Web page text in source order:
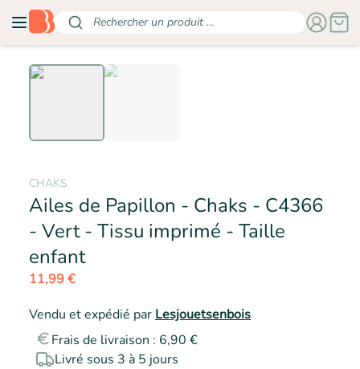
Rechercher un produit ...
CHAKS
Ailes de Papillon - Chaks - C4366
- Vert - Tissu imprimé - Taille
enfant- CHAKS
11,99 €
Vendu et expédié par Lesjouetsenbois
Frais de livraison : 6,90 €
Livré sous 3 à 5 jours